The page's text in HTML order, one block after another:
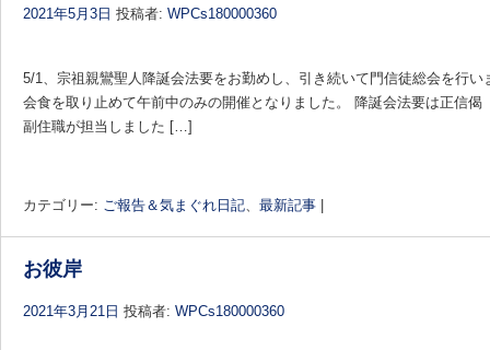
2021年5月3日 投稿者: WPCs180000360
5/1、宗祖親鸞聖人降誕会法要をお勤めし、引き続いて門信徒総会を行
会食を取り止めて午前中のみの開催となりました。 降誕会法要は正信
副住職が担当しました […]
カテゴリー: ご報告＆気まぐれ日記、 最新記事
お彼岸
2021年3月21日 投稿者: WPCs180000360